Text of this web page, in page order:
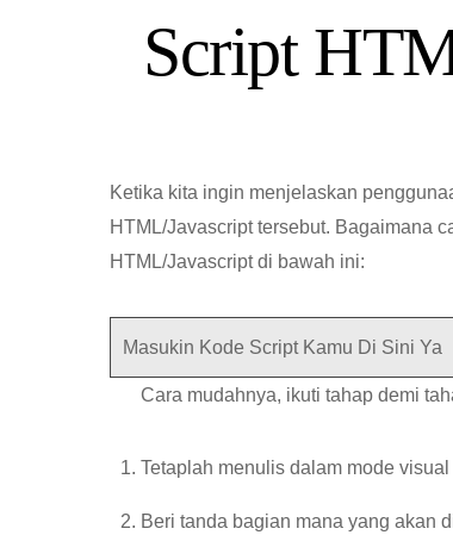
Script
Ketika kita ingin menjelaskan
HTML/Javascript tersebut. Bagaimana
HTML/Javascript di bawah ini:
Masukin Kode Script Kamu Di Sini Ya
Cara mudahnya, ikuti tahap demi
Tetaplah menulis dalam mode
Beri tanda bagian mana yang akan